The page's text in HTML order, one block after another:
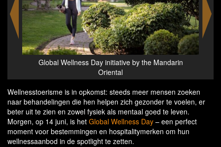
Global Wellness Day initiative by the Mandarin
Oriental
Wellnesstoerisme is in opkomst: steeds meer mensen zoeken
naar behandelingen die hen helpen zich gezonder te voelen, er
beter uit te zien en zowel fysiek als mentaal goed te leven.
Morgen, op 14 juni, is het Global Wellness Day – een perfect
moment voor bestemmingen en hospitalitymerken om hun
wellnessaanbod in de spotlight te zetten.